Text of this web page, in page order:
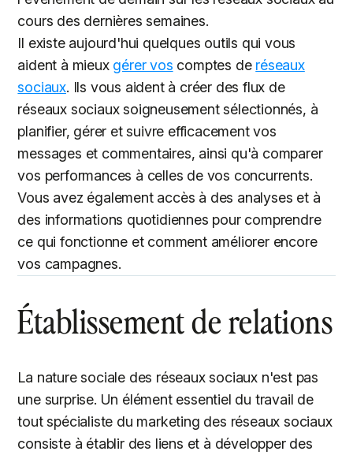
cours des dernières semaines.
Il existe aujourd'hui quelques outils qui vous
aident à mieux gérer vos comptes de réseaux
sociaux. Ils vous aident à créer des flux de
réseaux sociaux soigneusement sélectionnés, à
planifier, gérer et suivre efficacement vos
messages et commentaires, ainsi qu'à comparer
vos performances à celles de vos concurrents.
Vous avez également accès à des analyses et à
des informations quotidiennes pour comprendre
ce qui fonctionne et comment améliorer encore
vos campagnes.
Établissement de relations
La nature sociale des réseaux sociaux n'est pas
une surprise. Un élément essentiel du travail de
tout spécialiste du marketing des réseaux sociaux
consiste à établir des liens et à développer des